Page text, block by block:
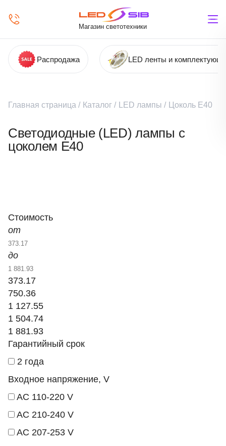
Магазин светотехники
Распродажа LED ленты и
Главная страница / Каталог / LED лампы / Цоколь Е40
Светодиодные (LED) лампы с
цоколем Е40
Стоимость
от
до
373.17
750.36
1 127.55
1 504.74
1 881.93
Гарантийный срок
2 года
Входное напряжение, V
AC 110-220 V
AC 210-240 V
AC 207-253 V